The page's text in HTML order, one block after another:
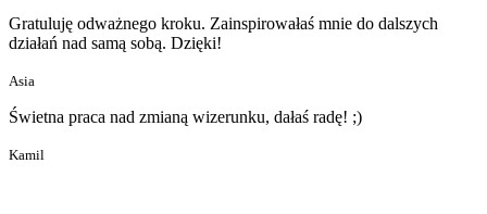
Gratuluję odważnego kroku. Zainspirowałaś mnie do dalszych
działań nad samą sobą. Dzięki!
Asia
Świetna praca nad zmianą wizerunku, dałaś radę! ;)
Kamil